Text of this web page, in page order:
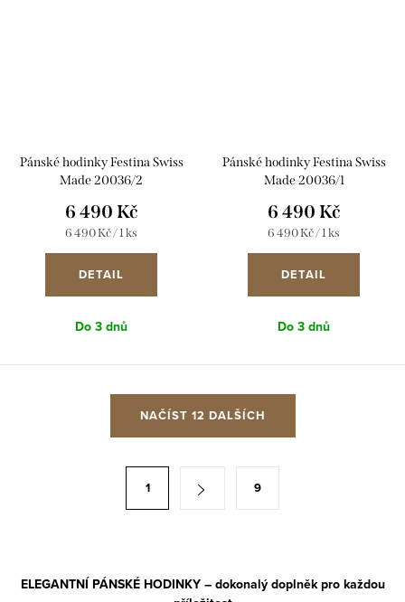
Pánské hodinky Festina Swiss
Made 20036/2
6 490 Kč
Měrná
cena:
6 490 Kč / 1 ks
DETAIL
Do 3 dnů
Pánské hodinky Festina Swiss
Made 20036/1
6 490 Kč
Měrná
cena:
6 490 Kč / 1 ks
DETAIL
Do 3 dnů
NAČÍST 12 DALŠÍCH
1 9
ELEGANTNÍ PÁNSKÉ HODINKY – dokonalý doplněk pro každou